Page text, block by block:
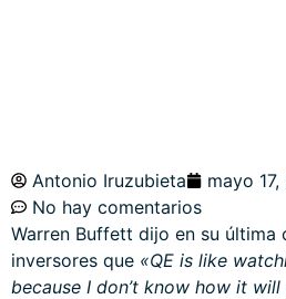
Antonio Iruzubieta mayo 17,
No hay comentarios
Warren Buffett dijo en su última
inversores que «QE is like
because I don’t know how it